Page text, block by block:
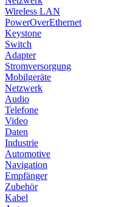
Wireless LAN
PowerOverEthernet
Keystone
Switch
Adapter
Stromversorgung
Mobilgeräte
Netzwerk
Audio
Telefone
Video
Daten
Industrie
Automotive
Navigation
Empfänger
Zubehör
Kabel